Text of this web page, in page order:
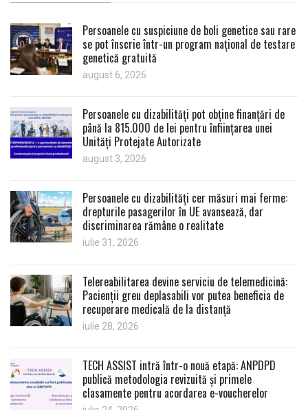
Persoanele cu suspiciune de boli genetice sau rare
se pot înscrie într-un program național de testare
genetică gratuită
august 6, 2026
Persoanele cu dizabilități pot obține finanțări de
până la 815.000 de lei pentru înființarea unei
Unități Protejate Autorizate
august 3, 2026
Persoanele cu dizabilități cer măsuri mai ferme:
drepturile pasagerilor în UE avansează, dar
discriminarea rămâne o realitate
iulie 31, 2026
Telereabilitarea devine serviciu de telemedicină:
Pacienții greu deplasabili vor putea beneficia de
recuperare medicală de la distanță
iulie 28, 2026
TECH ASSIST intră într-o nouă etapă: ANPDPD
publică metodologia revizuită și primele
clasamente pentru acordarea e-voucherelor